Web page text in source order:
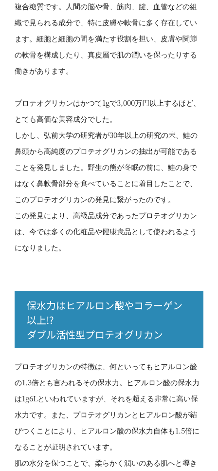
複合糖質です。人間の脳や骨、筋肉、腱、血管などの組
織で見られる成分で、特に皮膚や軟骨に多く存在してい
ます。細胞と細胞の間を満たす役割を担い、皮膚や関節
の軟骨を構成したり、真皮層で肌の潤いを保ったりする
働きがあります。
プロテオグリカンはかつて1gで3,000万円以上するほど、
とても高価な美容成分でした。
しかし、弘前大学の研究者が30年以上の研究の末、鮭の
鼻頭から高純度のプロテオグリカンの抽出が可能である
ことを発見しました。野生の熊が冬眠の前に、鮭の身で
はなく鼻軟骨部分を食べていることに着目したことで、
このプロテオグリカンの発見に繋がったのです。
この発見により、高級品成分であったプロテオグリカン
は、今では多くの化粧品や健康食品として使われるよう
になりました。
保水力はヒアルロン酸やコラーゲン
以上!?
ダブル活性型プロテオグリカン
プロテオグリカンの特徴は、何といってもヒアルロン酸
の1.3倍とも言われるその保水力。ヒアルロン酸の保水力
は1g6Lといわれていますが、それを超える非常に高い保
水力です。また、プロテオグリカンとヒアルロン酸が結
びつくことにより、ヒアルロン酸の保水力自体も1.5倍に
なることが証明されています。
肌の水分を保つことで、柔らかく潤いのある肌へと導き